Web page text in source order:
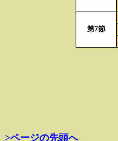
第7節
>ページの先頭へ